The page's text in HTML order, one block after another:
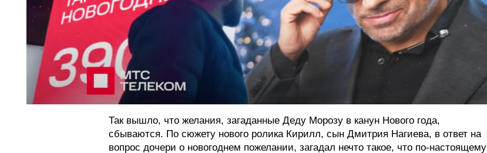
Так вышло, что желания, загаданные Деду Морозу в канун Нового года,
сбываются. По сюжету нового ролика Кирилл, сын Дмитрия Нагиева, в ответ на
вопрос дочери о новогоднем пожелании, загадал нечто такое, что по-настоящему
РЕКЛАМА
КОНТАКТЫ